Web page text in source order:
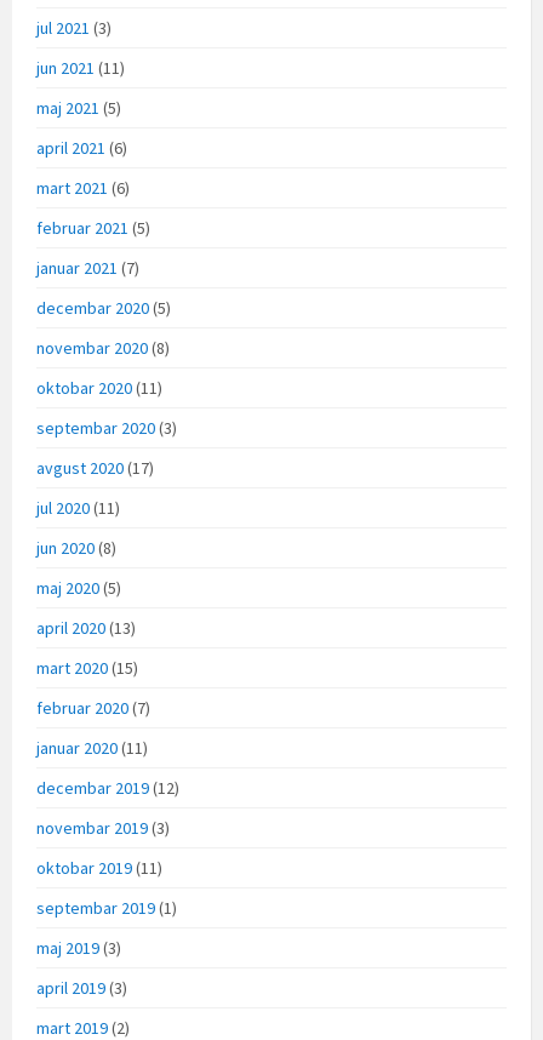
jul 2021 (3)
jun 2021 (11)
maj 2021 (5)
april 2021 (6)
mart 2021 (6)
februar 2021 (5)
januar 2021 (7)
decembar 2020(5)
novembar 2020(8)
oktobar 2020(11)
septembar 2020(3)
avgust 2020(17)
jul 2020(11)
jun 2020(8)
maj 2020(5)
april 2020(13)
mart 2020(15)
februar 2020(7)
januar 2020(11)
decembar 2019(12)
novembar 2019(3)
oktobar 2019(11)
septembar 2019(1)
maj 2019(3)
april 2019(3)
mart 2019(2)